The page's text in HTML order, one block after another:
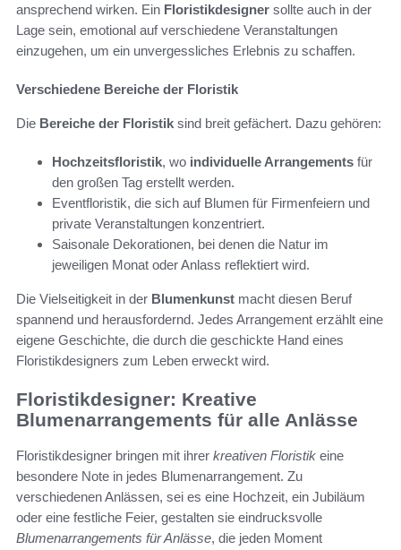
ansprechend wirken. Ein Floristikdesigner sollte auch in der
Lage sein, emotional auf verschiedene Veranstaltungen
einzugehen, um ein unvergessliches Erlebnis zu schaffen.
Verschiedene Bereiche der Floristik
Die Bereiche der Floristik sind breit gefächert. Dazu gehören:
Hochzeitsfloristik, wo individuelle Arrangements für
den großen Tag erstellt werden.
Eventfloristik, die sich auf Blumen für Firmenfeiern und
private Veranstaltungen konzentriert.
Saisonale Dekorationen, bei denen die Natur im
jeweiligen Monat oder Anlass reflektiert wird.
Die Vielseitigkeit in der Blumenkunst macht diesen Beruf
spannend und herausfordernd. Jedes Arrangement erzählt eine
eigene Geschichte, die durch die geschickte Hand eines
Floristikdesigners zum Leben erweckt wird.
Floristikdesigner: Kreative
Blumenarrangements für alle Anlässe
Floristikdesigner bringen mit ihrer kreativen Floristik eine
besondere Note in jedes Blumenarrangement. Zu
verschiedenen Anlässen, sei es eine Hochzeit, ein Jubiläum
oder eine festliche Feier, gestalten sie eindrucksvolle
Blumenarrangements für Anlässe, die jeden Moment